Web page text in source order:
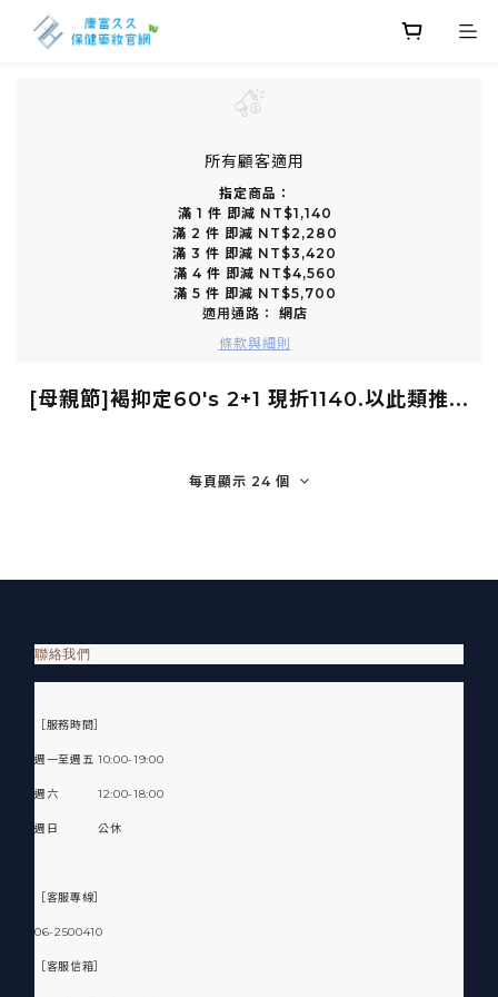
所有顧客適用
指定商品：
滿 1 件 即減 NT$1,140
滿 2 件 即減 NT$2,280
滿 3 件 即減 NT$3,420
滿 4 件 即減 NT$4,560
滿 5 件 即減 NT$5,700
適用通路： 網店
條款與細則
[母親節]褐抑定60's 2+1 現折1140.以此類推...
每頁顯示 24 個
聯絡我們
［服務時間］
週一至週五 10:00-19:00
週六 12:00-18:00
週日 公休
［客服專線］
06-2500410
［客服信箱］